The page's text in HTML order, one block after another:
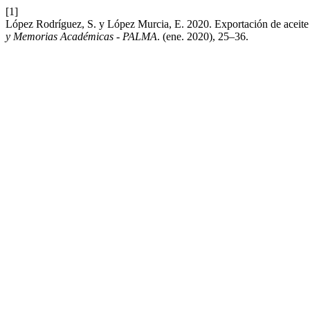
[1]
López Rodríguez, S. y López Murcia, E. 2020. Exportación de
y Memorias Académicas - PALMA. (ene. 2020), 25–36.